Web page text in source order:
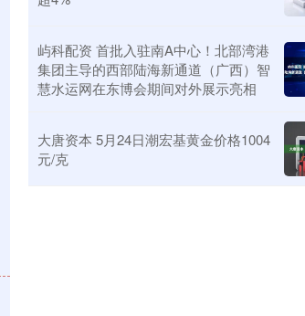
屿科配资 首批入驻南A中心！北部湾港
集团主导的西部陆海新通道（广西）智
慧水运网在东博会期间对外展示亮相
大唐资本 5月24日潮宏基黄金价格1004
元/克